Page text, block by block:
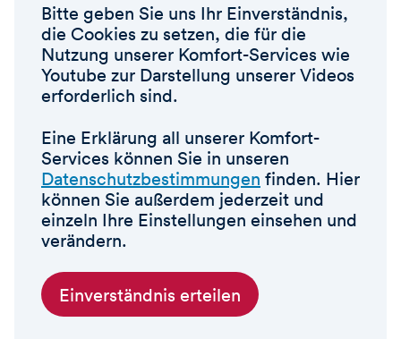
Bitte geben Sie uns Ihr Einverständnis,
die Cookies zu setzen, die für die
Nutzung unserer Komfort-Services wie
Youtube zur Darstellung unserer Videos
erforderlich sind.
Eine Erklärung all unserer Komfort-
Services können Sie in unseren
Datenschutzbestimmungen finden. Hier
können Sie außerdem jederzeit und
einzeln Ihre Einstellungen einsehen und
verändern.
Einverständnis erteilen